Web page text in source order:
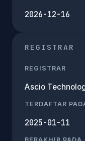
2026-12-16
REGISTRAR
REGISTRAR
Ascio
TERDAFTAR
2025-01-11
BERAKHIR PADA